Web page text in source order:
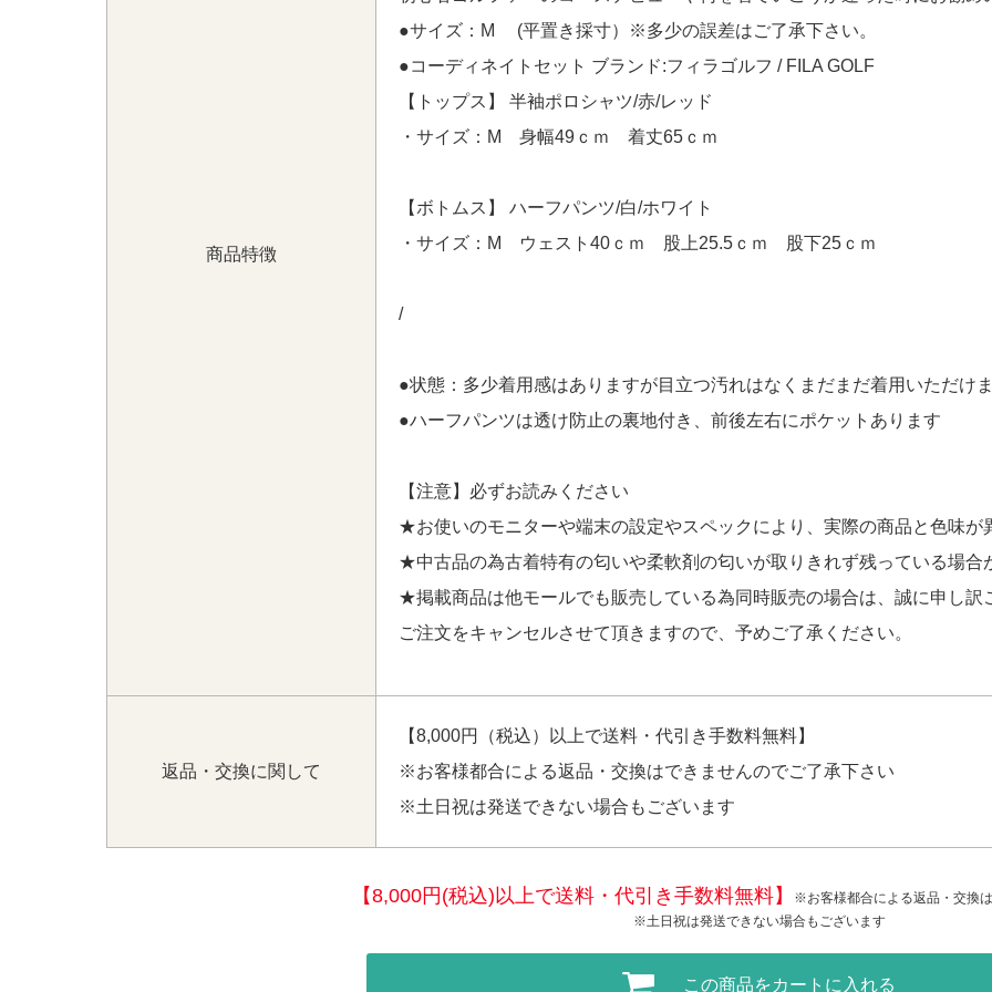
商品特徴
●サイズ：M (平置き採寸）※多少の誤差はご了承下さい。
●コーディネイトセット ブランド:フィラゴルフ / FILA GOLF
【トップス】 半袖ポロシャツ/赤/レッド
・サイズ：M 身幅49ｃｍ 着丈65ｃｍ
【ボトムス】 ハーフパンツ/白/ホワイト
・サイズ：M ウェスト40ｃｍ 股上25.5ｃｍ 股下25ｃｍ
/
●状態：多少着用感はありますが目立つ汚れはなくまだまだ着用いただけ
●ハーフパンツは透け防止の裏地付き、前後左右にポケットあります
【注意】必ずお読みください
★お使いのモニターや端末の設定やスペックにより、実際の商品と色味が
★中古品の為古着特有の匂いや柔軟剤の匂いが取りきれず残っている場合
★掲載商品は他モールでも販売している為同時販売の場合は、誠に申し訳
ご注文をキャンセルさせて頂きますので、予めご了承ください。
返品・交換に関して
【8,000円（税込）以上で送料・代引き手数料無料】
※お客様都合による返品・交換はできませんのでご了承下さい
※土日祝は発送できない場合もございます
【8,000円(税込)以上で送料・代引き手数料無料】
※お客様都合による返品・交換
※土日祝は発送できない場合もございます
この商品をカートに入れる